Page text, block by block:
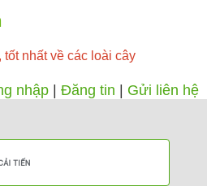
nhất về các loài cây
nhập Đăng tin Gửi liên hệ